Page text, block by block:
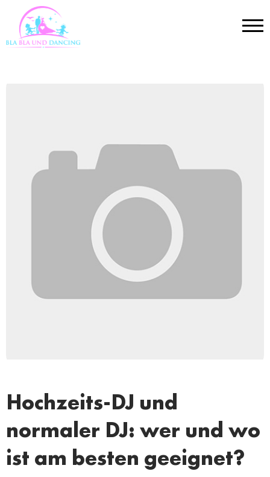
Hochzeits-DJ und
normaler DJ: wer und wo
ist am besten geeignet?